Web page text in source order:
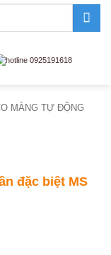
MÀNG TỰ ĐỘNG
đặc biệt MS